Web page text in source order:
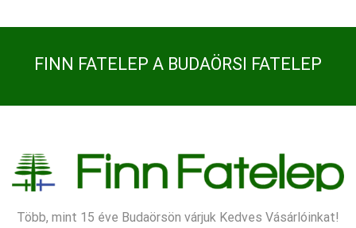
FINN FATELEP A BUDAÖRSI FATELEP
Több, mint 15 éve Budaörsön várjuk Kedves Vásárlóinkat!